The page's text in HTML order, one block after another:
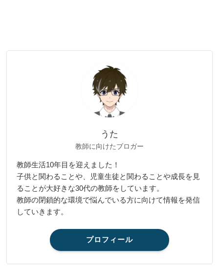
うた
教師に向けたブロガー
教師生活10年目を迎えました！
子供と関わることや、児童生徒と関わることや成長を見
ることが大好きな30代の教師をしています。
教師の閉鎖的な環境で悩んでいる方に向けて情報を発信
していきます。
プロフィール